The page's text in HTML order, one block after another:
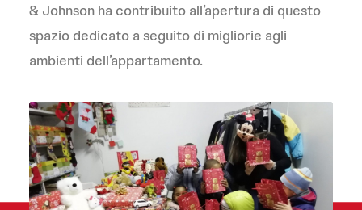
& Johnson ha contribuito all’apertura di questo
spazio dedicato a seguito di migliorie agli
ambienti dell’appartamento.